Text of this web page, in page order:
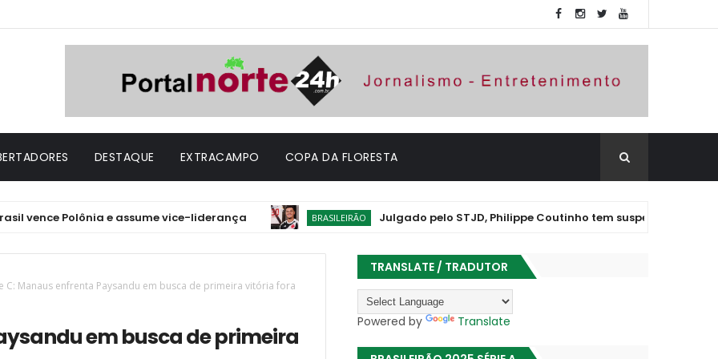
DESTAQUE EXTRACAMPO COPA DA FLORESTA
Polônia e assume vice-liderança BRASILEIRÃO Julgado pelo STJD, Philippe Coutinho tem suspensão convertida
C: Manaus enfrenta Paysandu em busca de primeira vitória fora
em busca de primeira
TRANSLATE / TRADUTOR
Powered by Translate